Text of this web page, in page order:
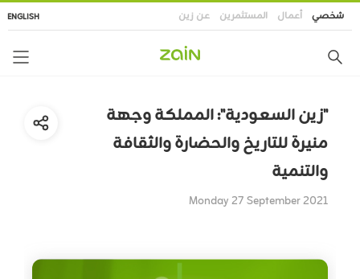
تجاوز
إلى
الرئيسي
شخصي أعمال المستثمرين عن زين ENGLISH
"زين السعودية": المملكة وجهة
منيرة للتاريخ والحضارة والثقافة
والتنمية
Monday 27 September 2021